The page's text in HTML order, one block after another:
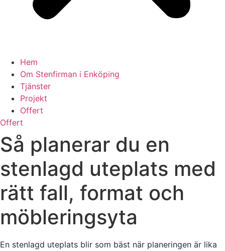
Hem
Om Stenfirman i Enköping
Tjänster
Projekt
Offert
Offert
Så planerar du en
stenlagd uteplats med
rätt fall, format och
möbleringsyta
En stenlagd uteplats blir som bäst när planeringen är lika